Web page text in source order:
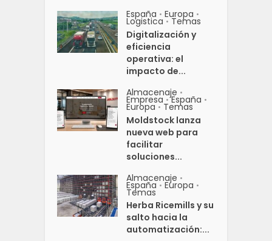
España • Europa •
Logistica • Temas
Digitalización y
eficiencia
operativa: el
impacto de...
Almacenaje •
Empresa • España •
Europa • Temas
Moldstock lanza
nueva web para
facilitar
soluciones...
Almacenaje •
España • Europa •
Temas
Herba Ricemills y su
salto hacia la
automatización:...